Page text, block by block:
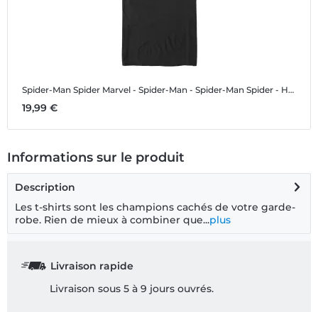
Spider-Man Spider Marvel - Spider-Man - Spider-Man Spider - Homme T-shirt
19,99 €
Informations sur le produit
Description
Les t-shirts sont les champions cachés de votre garde-
robe. Rien de mieux à combiner que...plus
Livraison rapide
Livraison sous 5 à 9 jours ouvrés.